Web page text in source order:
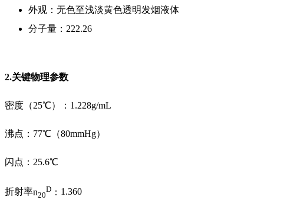
外观：无色至浅淡黄色透明发烟液体
分子量： 222.26
2.关键物理参数
密度（25℃）：1.228g/mL
沸点： 77℃（80mmHg）
闪点： 25.6℃
折射率n20
D ： 1.360